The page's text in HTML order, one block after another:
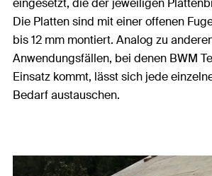
eingesetzt, die der jeweiligen
Die Platten sind mit einer offenen
bis 12 mm montiert. Analog zu
Anwendungsfällen, bei denen BWM
Einsatz kommt, lässt sich jede
Bedarf austauschen.